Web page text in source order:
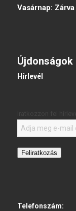
Vasárnap: Zárva
Újdonságok
Hírlevél
Feliratkozás
Telefonszám: